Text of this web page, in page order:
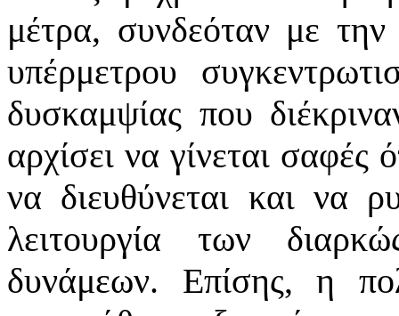
μέτρα, συνδεόταν με την
υπέρμετρου
δυσκαμψίας που
αρχίσει να γίνεται
να διευθύνεται και να
λειτουργία των
δυνάμεων. Επίσης, η